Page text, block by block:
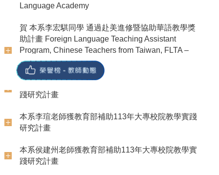
班、國立高雄師範大學 國文學系碩士班
賀 許慧筑 正取國立臺灣師範大學 華語文教學系碩士
班
碩士班
賀 王柔茜 錄取國立臺灣師範大學 華語文教學系碩士
班
賀 郭家甄 正取國立高雄師範大學 華語文教學研究所
碩士班、國立清華大學 華文文學研究所碩士班
助計畫 Foreign Language Teaching Assistant
Fulbright Taiwan, Foundation for Scholarly
Exchange
賀 本系四年級李宏騏榮獲教育部選派赴澳大利亞昆
士蘭州教育廳Kedron State High School擔任華語教
學助理
市立完全語言學校擔任華語教學助理 St. Louis
Language Immersion School
賀 柯俊騰同學 獲教育部遴薦赴美國Lakes國際語言
學校擔任華語教學助理 Lakes International
【分享】本系侯建州教師—鴨仔胎：一場無聲的祭禮
本系侯建州教師參與菲律賓宿務華文教師研習會
本系許玉敏老師獲教育部補助113年大專校院教學實
踐研究計畫
本系李瑄老師獲教育部補助113年大專校院教學實踐
研究計畫
本系侯建州老師獲教育部補助113年大專校院教學實
踐研究計畫
恭賀 宋惠如教師升等教授
程成果發表 榮獲第一名
賀 許慧筑 參加112學年度第二學期「專題討論」課
程成果發表 榮獲第二名
程成果發表 榮獲第二名
賀 余育安 參加112學年度第二學期「專題討論」課
程成果發表 榮獲第三名
賀 王泓翔 參加112學年度第二學期「專題討論」課
程成果發表 榮獲第三名